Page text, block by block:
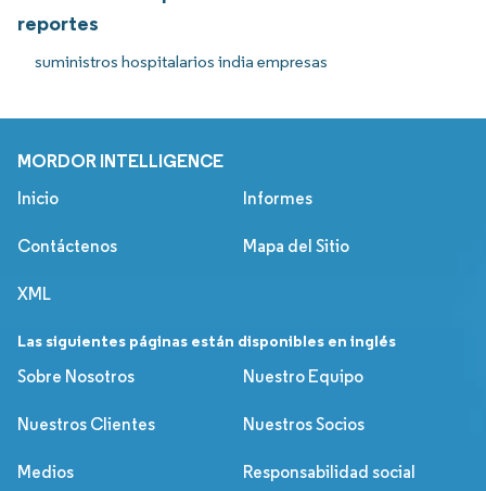
reportes
suministros hospitalarios india empresas
MORDOR INTELLIGENCE
Inicio Informes
Contáctenos Mapa del Sitio
XML
Las siguientes páginas están disponibles en inglés
Sobre Nosotros
Nuestro Equipo
Nuestros Clientes Nuestros Socios
Medios Responsabilidad social